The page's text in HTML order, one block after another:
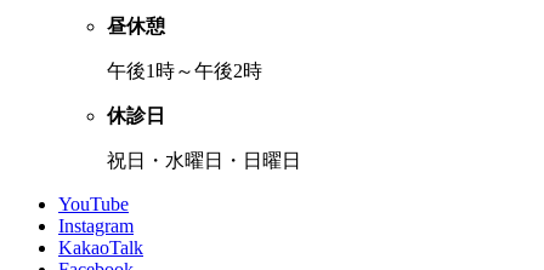
昼休憩
午後1時～午後2時
休診日
祝日・水曜日・日曜日
YouTube
Instagram
KakaoTalk